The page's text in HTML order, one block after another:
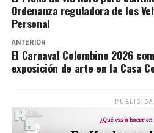
Ordenanza reguladora de los
Personal
ANTERIOR
El Carnaval Colombino 2026
exposición de arte en la Casa